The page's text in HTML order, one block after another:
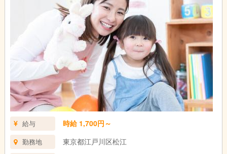
給与 時給 1,700円～
勤務地 東京都江戸川区松江